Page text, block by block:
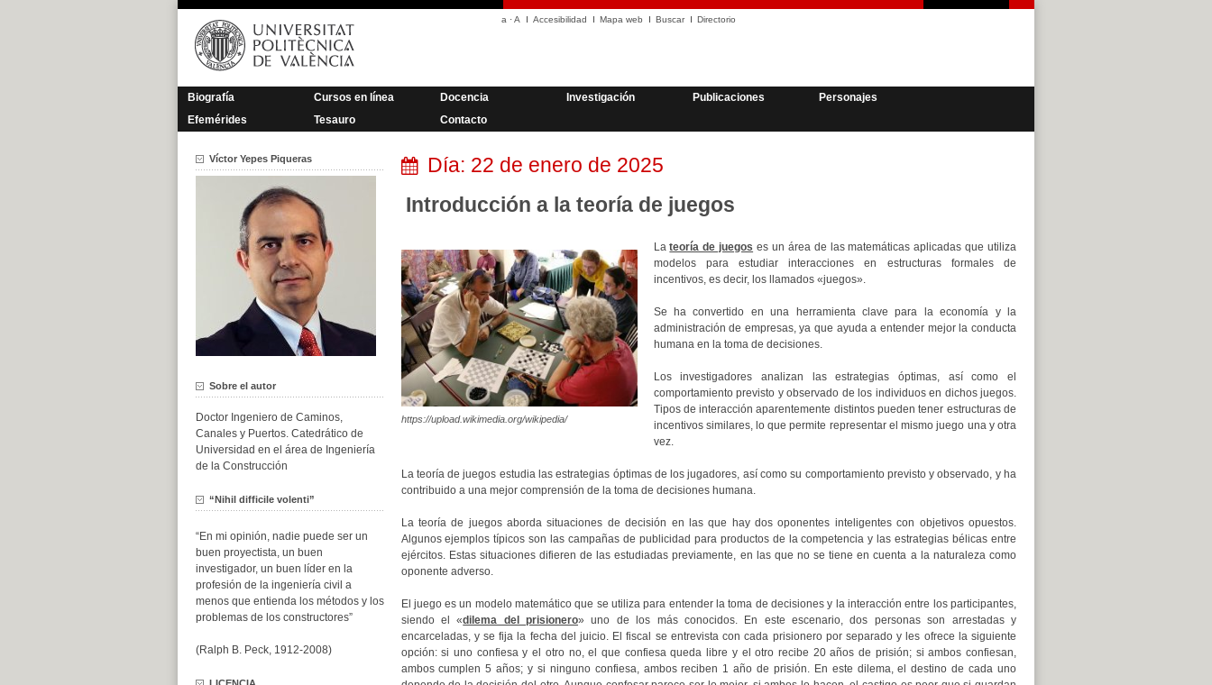
Saltar
contenido
a ·A Accesibilidad Mapa web Buscar Directorio
Biografía Cursos en línea Docencia Investigación Publicaciones
Personajes
Efemérides
Tesauro Contacto
Día: 22 de enero de 2025
Introducción a la teoría de juegos
https://upload.wikimedia.org/wikipedia/
Lateoría de juegos es un área de las matemáticas aplicadas que utiliza
modelos para estudiar interacciones en estructuras formales de
incentivos, es decir, los llamados «juegos».
Se ha convertido en una herramienta clave para la economía y la
administración de empresas, ya que ayuda a entender mejor la conducta
humana en la toma de decisiones.
Los investigadores analizan las estrategias óptimas, así como el
comportamiento previsto y observado de los individuos en dichos juegos.
Tipos de interacción aparentemente distintos pueden tener estructuras de
incentivos similares, lo que permite representar el mismo juego una y otra
vez.
La teoría de juegos estudia las estrategias óptimas de los jugadores, así como su comportamiento previsto y observado, y ha
contribuido a una mejor comprensión de la toma de decisiones humana.
La teoría de juegos aborda situaciones de decisión en las que hay dos oponentes inteligentes con objetivos opuestos.
Algunos ejemplos típicos son las campañas de publicidad para productos de la competencia y las estrategias bélicas entre
ejércitos. Estas situaciones difieren de las estudiadas previamente, en las que no se tiene en cuenta a la naturaleza como
oponente adverso.
El juego es un modelo matemático que se utiliza para entender la toma de decisiones y la interacción entre los participantes,
siendo el «dilema del prisionero» uno de los más conocidos. En este escenario, dos personas son arrestadas y
encarceladas, y se fija la fecha del juicio. El fiscal se entrevista con cada prisionero por separado y les ofrece la siguiente
opción: si uno confiesa y el otro no, el que confiesa queda libre y el otro recibe 20 años de prisión; si ambos confiesan,
ambos cumplen 5 años; y si ninguno confiesa, ambos reciben 1 año de prisión. En este dilema, el destino de cada uno
Víctor Yepes Piqueras
Sobre el autor
Doctor Ingeniero de Caminos,
Canales y Puertos. Catedrático de
Universidad en el área de Ingeniería
de la Construcción
“Nihil difficile volenti”
“En mi opinión, nadie puede ser un
buen proyectista, un buen
investigador, un buen líder en la
profesión de la ingeniería civil a
menos que entienda los métodos y los
problemas de los constructores”
(Ralph B. Peck, 1912-2008)